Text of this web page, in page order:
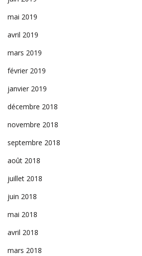
mai 2019
avril 2019
mars 2019
février 2019
janvier 2019
décembre 2018
novembre 2018
septembre 2018
août 2018
juillet 2018
juin 2018
mai 2018
avril 2018
mars 2018